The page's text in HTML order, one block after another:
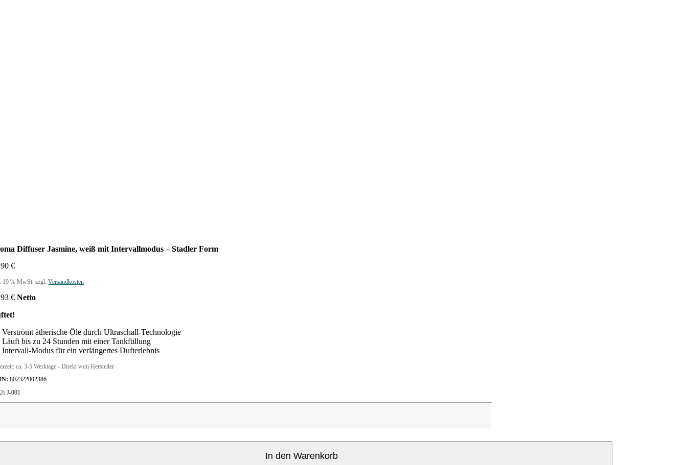
Diffuser Jasmine, weiß mit Intervallmodus – Stadler Form
€
19 % MwSt. zzgl.Versandkosten
€ Netto
Verströmt ätherische Öle durch Ultraschall-Technologie
Läuft bis zu 24 Stunden mit einer Tankfüllung
Intervall-Modus für ein verlängertes Dufterlebnis
ca. 3-5 Werktage - Direkt vom Hersteller
802322002386
J-001
In den Warenkorb